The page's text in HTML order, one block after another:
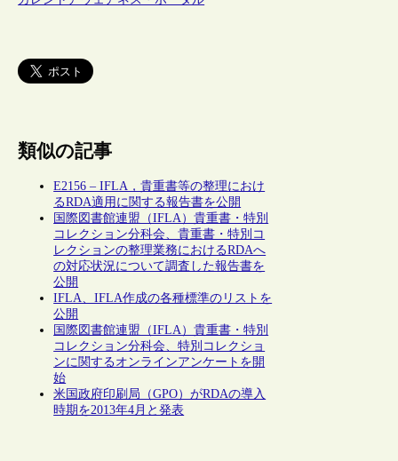
類似の記事
E2156 – IFLA，貴重書等の整理におけ
るRDA適用に関する報告書を公開
国際図書館連盟（IFLA）貴重書・特別
コレクション分科会、貴重書・特別コ
レクションの整理業務におけるRDAへ
の対応状況について調査した報告書を
公開
IFLA、IFLA作成の各種標準のリストを
公開
国際図書館連盟（IFLA）貴重書・特別
コレクション分科会、特別コレクショ
ンに関するオンラインアンケートを開
始
米国政府印刷局（GPO）がRDAの導入
時期を2013年4月と発表